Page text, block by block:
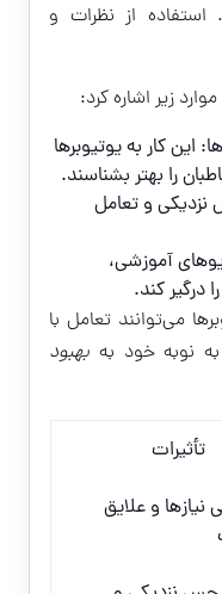
استفاده از نظرات و
زیر اشاره کرد:
این کار به یوتیوبرها
را بهتر بشناسند.
و تعامل
آموزشی،
درگیر کند.
می‌توانند تعامل با
نوبه خود به بهبود
تأثیرات
نیازها و علایق